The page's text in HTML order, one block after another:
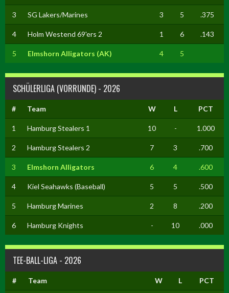
3 SG Lakers/Marines 3 5 .375
4 Holm Westend 69'ers 2 1 6 .143
5 Elmshorn Alligators (AK) 4 5
SCHÜLERLIGA (VORRUNDE) - 2026
# Team W L PCT
1 Hamburg Stealers 1 10 - 1.000
2 Hamburg Stealers 2 7 3 .700
3 Elmshorn Alligators 6 4 .600
4 Kiel Seahawks (Baseball) 5 5 .500
5 Hamburg Marines 2 8 .200
6 Hamburg Knights - 10 .000
TEE-BALL-LIGA - 2026
# Team W L PCT